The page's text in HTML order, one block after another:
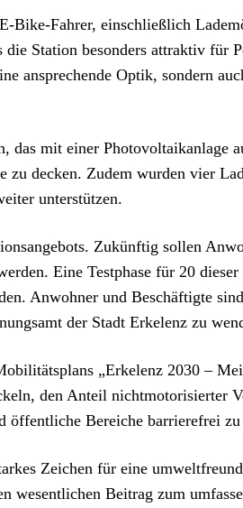
Fahrer, einschließlich
Station besonders attraktiv für
ansprechende Optik, sondern
mit einer Photovoltaikanlage
zu decken. Zudem wurden vier
unterstützen.
Zukünftig sollen
Eine Testphase für 20
Anwohner und Beschäftigte
der Stadt Erkelenz zu
„Erkelenz 2030 –
den Anteil nichtmotorisierter
öffentliche Bereiche barrierefrei zu
Zeichen für eine
Beitrag zum